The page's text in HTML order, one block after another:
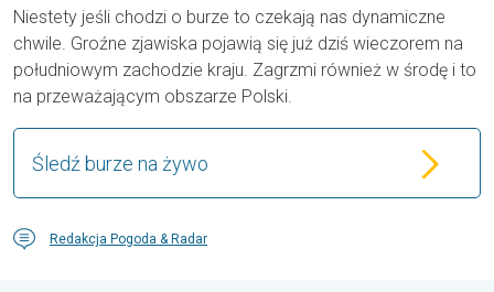
Niestety jeśli chodzi o burze to czekają nas dynamiczne
chwile. Groźne zjawiska pojawią się już dziś wieczorem na
południowym zachodzie kraju. Zagrzmi również w środę i to
na przeważającym obszarze Polski.
Śledź burze na żywo
Redakcja Pogoda & Radar